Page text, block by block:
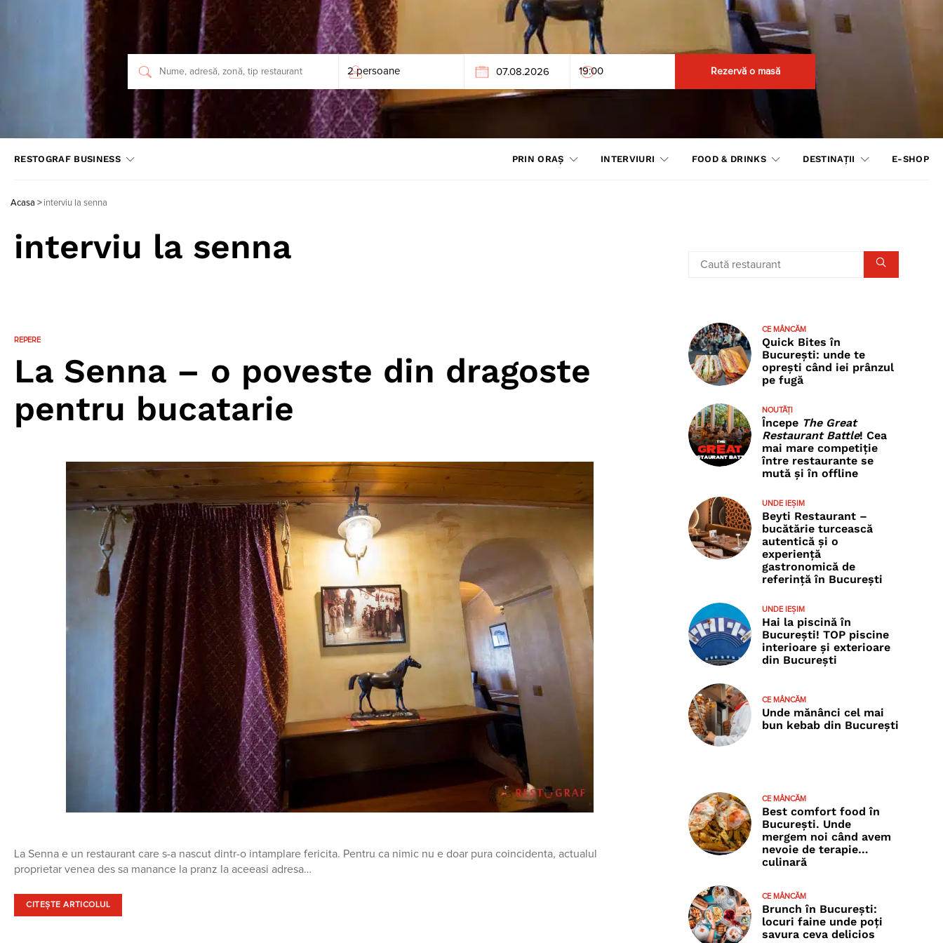
Rezervă o masă
RESTOGRAF BUSINESS PRIN ORAȘ INTERVIURI FOOD & DRINKS DESTINAȚII E-SHOP
Acasa > interviu la senna
interviu la senna
REPERE
La Senna – o poveste din dragoste
pentru bucatarie
La Senna e un restaurant care s-a nascut dintr-o intamplare fericita. Pentru ca nimic nu e doar pura coincidenta, actualul
proprietar venea des sa manance la pranz la aceeasi adresa…
CITEȘTE ARTICOLUL
CE MÂNCĂM
Quick Bites în
București: unde te
oprești când iei prânzul
pe fugă
NOUTĂȚI
Începe The Great
Restaurant Battle! Cea
mai mare competiție
între restaurante se
mută și în offline
UNDE IEȘIM
Beyti Restaurant –
bucătărie turcească
autentică și o
experiență
gastronomică de
referință în București
UNDE IEȘIM
Hai la piscină în
București! TOP piscine
interioare și exterioare
din București
CE MÂNCĂM
Unde mănânci cel mai
bun kebab din București
CE MÂNCĂM
Best comfort food în
București. Unde
mergem noi când avem
nevoie de terapie…
culinară
CE MÂNCĂM
Brunch în București:
locuri faine unde poţi
savura ceva delicios